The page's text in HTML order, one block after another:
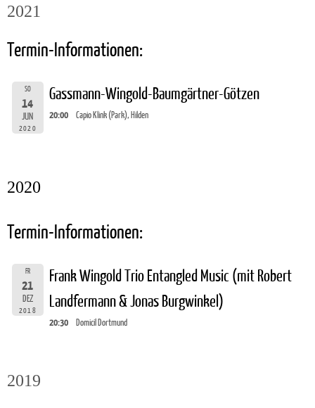
2021
Termin-Informationen:
SO
14
JUN
2020
Gassmann-Wingold-Baumgärtner-Götzen
20:00 Capio Klink (Park), Hilden
2020
Termin-Informationen:
FR
21
DEZ
2018
Frank Wingold Trio Entangled Music (mit Robert
Landfermann & Jonas Burgwinkel)
20:30 Domicil Dortmund
2019